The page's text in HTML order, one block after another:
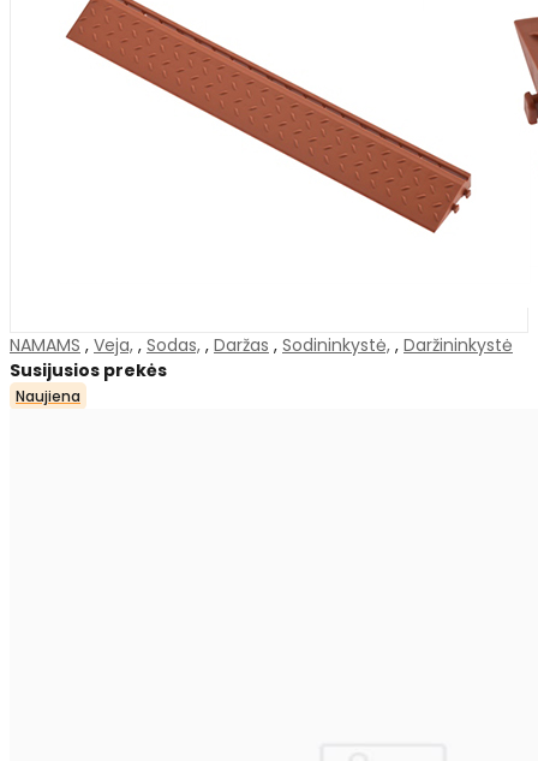
NAMAMS , Veja, , Sodas, , Daržas , Sodininkystė, , Daržininkystė
Susijusios prekės
Naujiena